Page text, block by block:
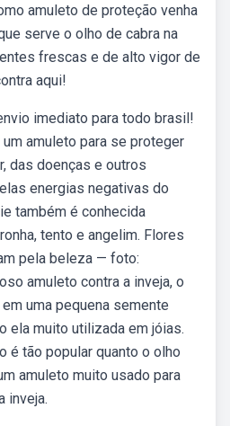
amuleto de proteção venha
serve o olho de cabra na
frescas e de alto vigor de
aqui!
imediato para todo brasil!
amuleto para se proteger
das doenças e outros
energias negativas do
também é conhecida
tento e angelim. Flores
pela beleza — foto:
amuleto contra a inveja, o
uma pequena semente
ela muito utilizada em jóias.
é tão popular quanto o olho
amuleto muito usado para
inveja.